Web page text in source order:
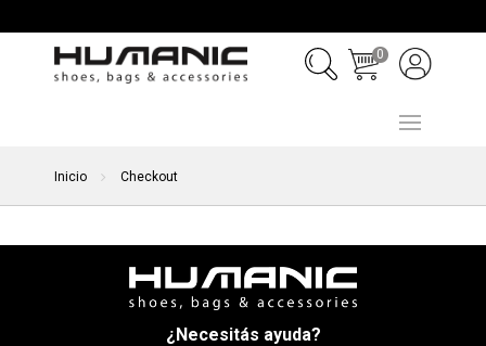
0
Inicio Checkout
¿Necesitás ayuda?